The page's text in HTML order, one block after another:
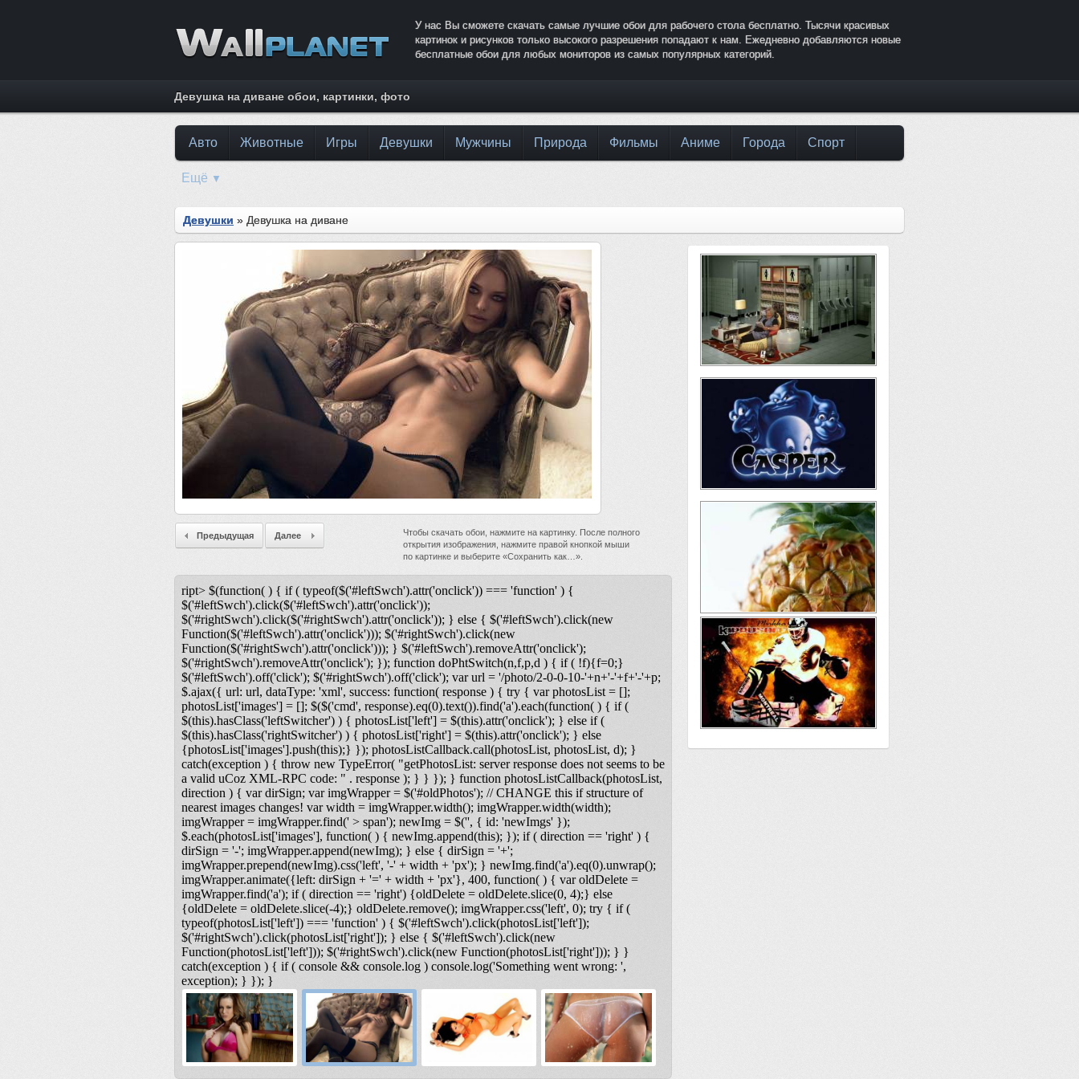
У нас Вы сможете скачать самые лучшие обои для рабочего стола бесплатно. Тысячи красивых
картинок и рисунков только высокого разрешения попадают к нам. Ежедневно добавляются новые
бесплатные обои для любых мониторов из самых популярных категорий.
Девушка на диване обои, картинки, фото
Авто Животные Игры Девушки Мужчины Природа Фильмы Аниме Города Спорт
Ещё ▼
Девушки » Девушка на диване
Чтобы скачать обои, нажмите на картинку. После полного
открытия изображения, нажмите правой кнопкой мыши
по картинке и выберите «Сохранить как…».
Предыдущая Далее
ript> $(function( ) { if ( typeof($('#leftSwch').attr('onclick')) === 'function' ) {
$('#leftSwch').click($('#leftSwch').attr('onclick'));
$('#rightSwch').click($('#rightSwch').attr('onclick')); } else { $('#leftSwch').click(new
Function($('#leftSwch').attr('onclick'))); $('#rightSwch').click(new
Function($('#rightSwch').attr('onclick'))); } $('#leftSwch').removeAttr('onclick');
$('#rightSwch').removeAttr('onclick'); }); function doPhtSwitch(n,f,p,d ) { if ( !f){f=0;}
$('#leftSwch').off('click'); $('#rightSwch').off('click'); var url = '/photo/2-0-0-10-'+n+'-'+f+'-'+p;
$.ajax({ url: url, dataType: 'xml', success: function( response ) { try { var photosList = [];
photosList['images'] = []; $($('cmd', response).eq(0).text()).find('a').each(function( ) { if (
$(this).hasClass('leftSwitcher') ) { photosList['left'] = $(this).attr('onclick'); } else if (
$(this).hasClass('rightSwitcher') ) { photosList['right'] = $(this).attr('onclick'); } else
{photosList['images'].push(this);} }); photosListCallback.call(photosList, photosList, d); }
catch(exception ) { throw new TypeError( "getPhotosList: server response does not seems to be
a valid uCoz XML-RPC code: " . response ); } } }); } function photosListCallback(photosList,
direction ) { var dirSign; var imgWrapper = $('#oldPhotos'); // CHANGE this if structure of
nearest images changes! var width = imgWrapper.width(); imgWrapper.width(width);
imgWrapper = imgWrapper.find(' > span'); newImg = $('', { id: 'newImgs' });
$.each(photosList['images'], function( ) { newImg.append(this); }); if ( direction == 'right' ) {
dirSign = '-'; imgWrapper.append(newImg); } else { dirSign = '+';
imgWrapper.prepend(newImg).css('left', '-' + width + 'px'); } newImg.find('a').eq(0).unwrap();
imgWrapper.animate({left: dirSign + '=' + width + 'px'}, 400, function( ) { var oldDelete =
imgWrapper.find('a'); if ( direction == 'right') {oldDelete = oldDelete.slice(0, 4);} else
{oldDelete = oldDelete.slice(-4);} oldDelete.remove(); imgWrapper.css('left', 0); try { if (
typeof(photosList['left']) === 'function' ) { $('#leftSwch').click(photosList['left']);
$('#rightSwch').click(photosList['right']); } else { $('#leftSwch').click(new
Function(photosList['left'])); $('#rightSwch').click(new Function(photosList['right'])); } }
catch(exception ) { if ( console && console.log ) console.log('Something went wrong: ',
exception); } }); }